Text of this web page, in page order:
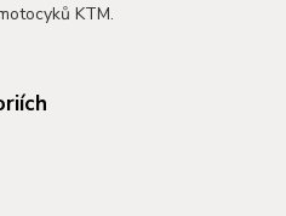
KTM.